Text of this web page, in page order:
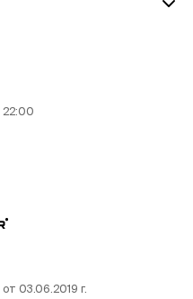
22:00
03.06.2019 г.